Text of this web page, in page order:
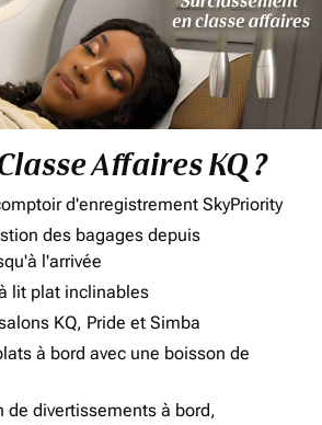
Affaires KQ ?
d'enregistrement SkyPriority
des bagages depuis
l'arrivée
lit plat inclinables
KQ, Pride et Simba
à bord avec une boisson de
de divertissements à bord,